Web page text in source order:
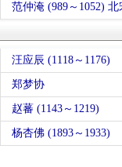
范仲淹 (989～1052)
汪应辰 (1118～1176)
郑梦协
赵蕃 (1143～1219)
杨杏佛 (1893～1933)